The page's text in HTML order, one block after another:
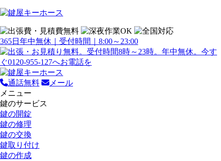
365日年中無休｜受付時間｜8:00～23:00
通話無料
メール
メニュー
鍵のサービス
鍵の開錠
鍵の修理
鍵の交換
鍵取り付け
鍵の作成